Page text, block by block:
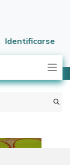
Identificarse